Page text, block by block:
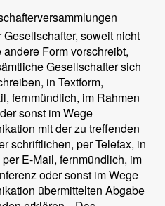
soweit nicht
Form vorschreibt,
Gesellschafter sich
in Textform,
fernmündlich, im Rahmen
sonst im Wege
mit der zu treffenden
schriftlichen, per Telefax, in
E-Mail, fernmündlich, im
oder sonst im Wege
übermittelten Abgabe